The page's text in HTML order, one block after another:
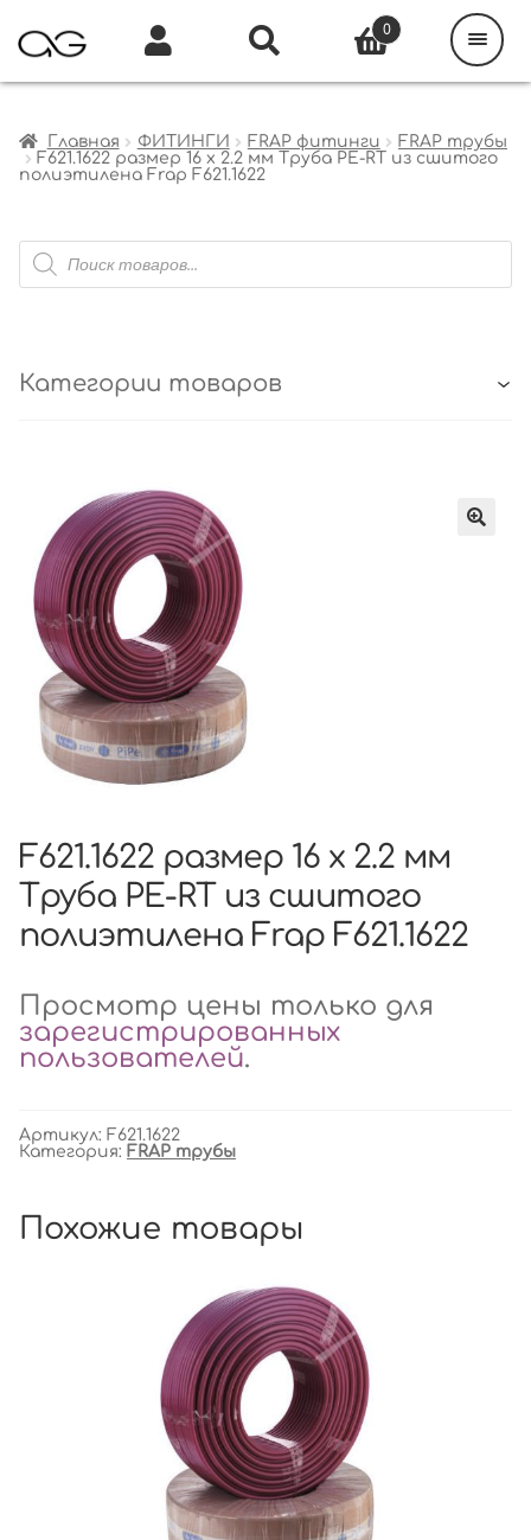
Главная ФИТИНГИ FRAP фитинги
FRAP трубы
F621.1622 размер 16 x 2.2 мм Труба PE-RT из сшитого
полиэтилена Frap F621.1622
Поиск
товаров
Категории товаров
F621.1622 размер 16 x 2.2 мм
Труба PE-RT из сшитого
полиэтилена Frap F621.1622
Просмотр цены только для
зарегистрированных
пользователей.
Артикул: F621.1622
Категория: FRAP трубы
Похожие товары
0